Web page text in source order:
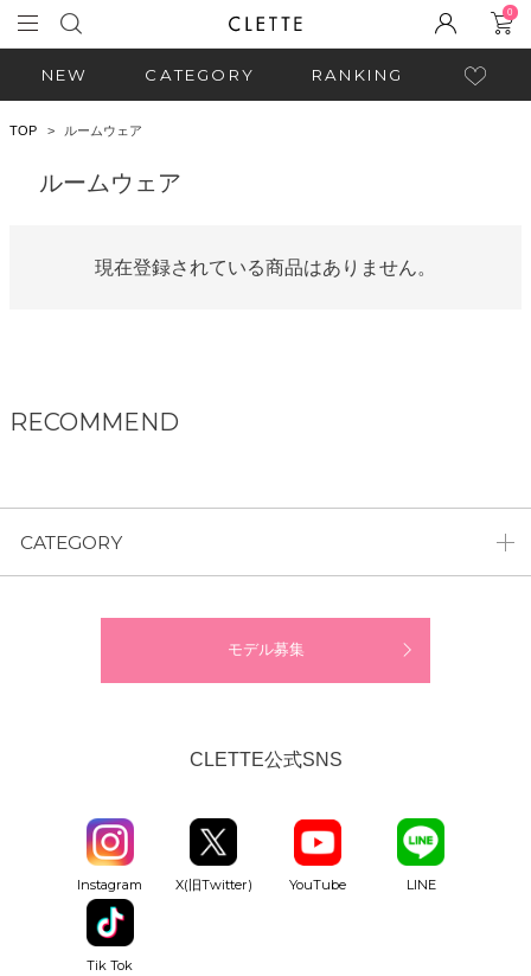
0
NEW CATEGORY RANKING
TOP ルームウェア
ルームウェア
現在登録されている商品はありません。
RECOMMEND
CATEGORY
モデル募集
CLETTE公式SNS
Instagram X(旧Twitter) YouTube LINE
Tik Tok